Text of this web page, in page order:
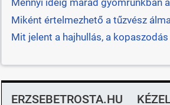
Mennyi ideig marad gyomrunkban
Miként értelmezhető a tűzvész
Mit jelent a hajhullás, a kopaszodás
ERZSEBETROSTA.HU